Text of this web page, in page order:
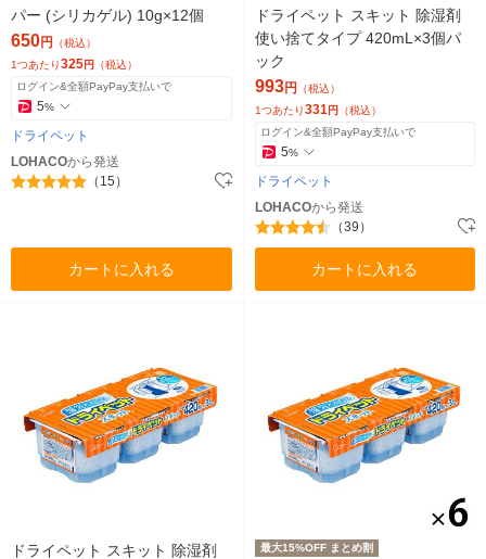
パー (シリカゲル) 10g×12個
650円 （税込）
1つあたり325円 （税込）
ログイン&全額PayPay支払いで
5%
ドライペット
LOHACOから発送
（15）
カートに入れる
ドライペット スキット 除湿剤
使い捨てタイプ 420mL×3個パ
ック
993円 （税込）
1つあたり331 円 （税込）
ログイン&全額PayPay支払いで
5%
ドライペット
LOHACOから発送
（39）
カートに入れる
ドライペット スキット 除湿剤
最大15%OFF まとめ割